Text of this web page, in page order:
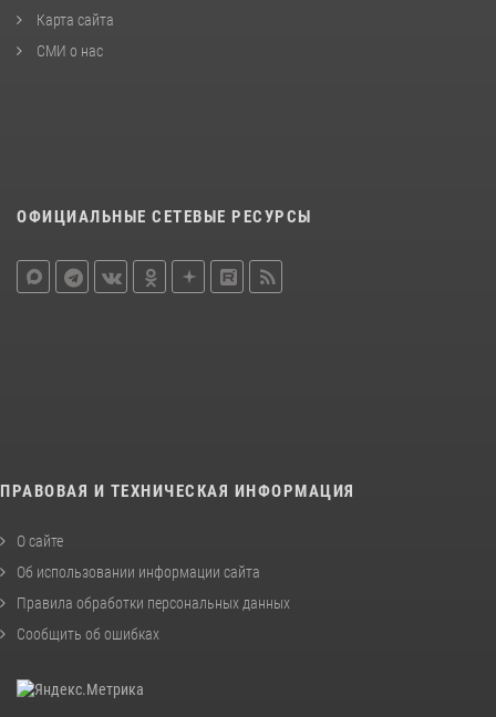
Карта сайта
СМИ о нас
ОФИЦИАЛЬНЫЕ СЕТЕВЫЕ РЕСУРСЫ
ПРАВОВАЯ И ТЕХНИЧЕСКАЯ ИНФОРМАЦИЯ
О сайте
Об использовании информации сайта
Правила обработки персональных данных
Сообщить об ошибках